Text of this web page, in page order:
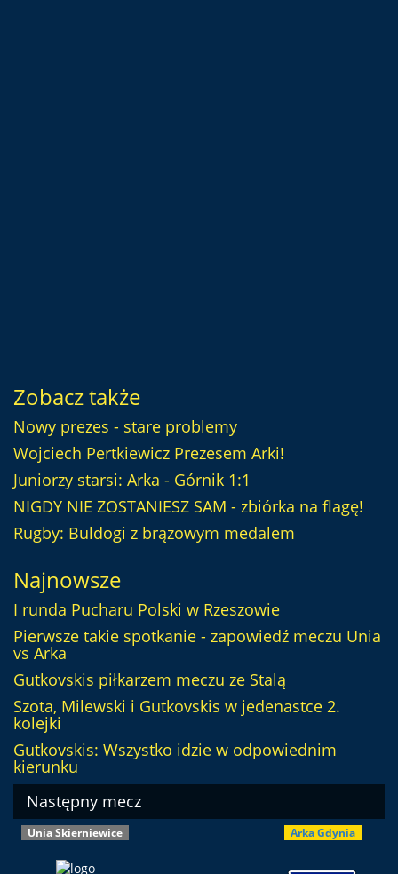
Zobacz także
Nowy prezes - stare problemy
Wojciech Pertkiewicz Prezesem Arki!
Juniorzy starsi: Arka - Górnik 1:1
NIGDY NIE ZOSTANIESZ SAM - zbiórka na flagę!
Rugby: Buldogi z brązowym medalem
Najnowsze
I runda Pucharu Polski w Rzeszowie
Pierwsze takie spotkanie - zapowiedź meczu Unia
vs Arka
Gutkovskis piłkarzem meczu ze Stalą
Szota, Milewski i Gutkovskis w jedenastce 2.
kolejki
Gutkovskis: Wszystko idzie w odpowiednim
kierunku
Następny mecz
Unia Skierniewice Arka Gdynia